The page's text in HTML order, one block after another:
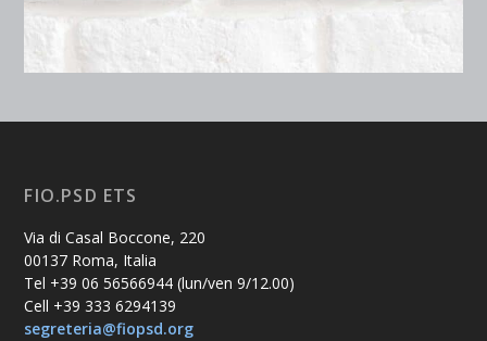
FIO.PSD ETS
Via di Casal Boccone, 220
00137 Roma, Italia
Tel +39 06 56566944 (lun/ven 9/12.00)
Cell +39 333 6294139
segreteria@fiopsd.org